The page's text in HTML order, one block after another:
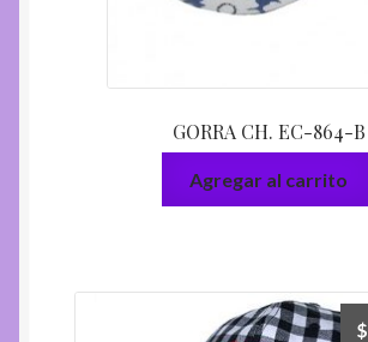
GORRA CH. EC-864-B
Agregar al carrito
$